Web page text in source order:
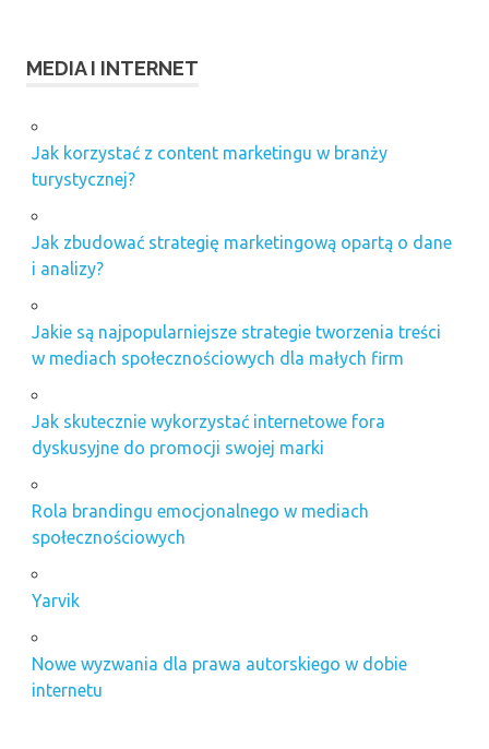
MEDIA I INTERNET
Jak korzystać z content marketingu w branży
turystycznej?
Jak zbudować strategię marketingową opartą o dane
i analizy?
Jakie są najpopularniejsze strategie tworzenia treści
w mediach społecznościowych dla małych firm
Jak skutecznie wykorzystać internetowe fora
dyskusyjne do promocji swojej marki
Rola brandingu emocjonalnego w mediach
społecznościowych
Yarvik
Nowe wyzwania dla prawa autorskiego w dobie
internetu